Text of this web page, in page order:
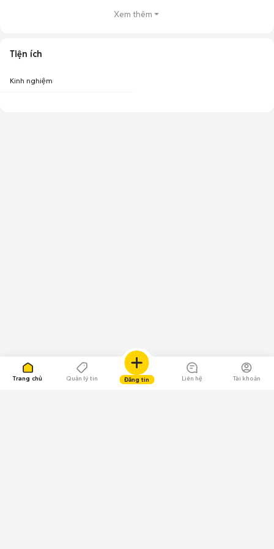
Trang chủ Quản lý tin Đăng tin Liên hệ Tài khoản
Xem thêm
Tiện ích
Kinh nghiệm